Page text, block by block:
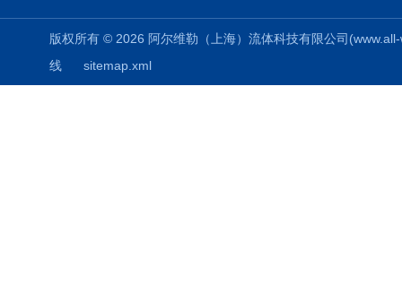
版权所有 © 2026 阿尔维勒（上海）流体科技有限公司
线
sitemap.xml